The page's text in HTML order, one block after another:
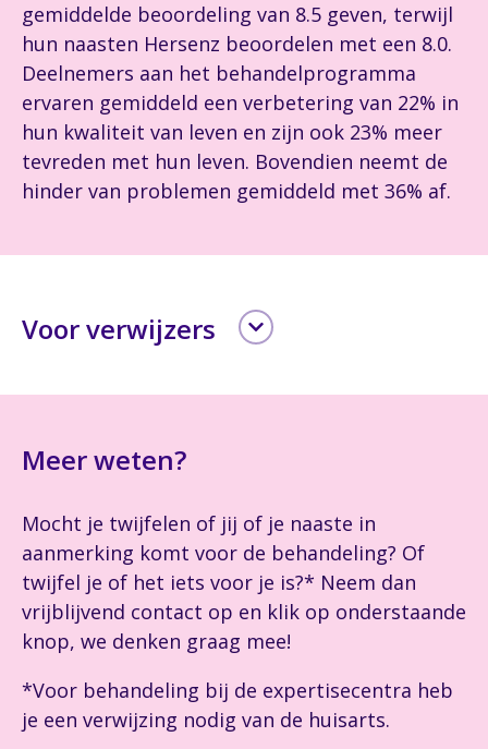
gemiddelde beoordeling van 8.5 geven, terwijl
hun naasten Hersenz beoordelen met een 8.0.
Deelnemers aan het behandelprogramma
ervaren gemiddeld een verbetering van 22% in
hun kwaliteit van leven en zijn ook 23% meer
tevreden met hun leven. Bovendien neemt de
hinder van problemen gemiddeld met 36% af.
Voor verwijzers
ons behandelprogramma viaZorgdomein.
naar behandelprogramma Hersenz via het
zorgdomein. Over de voortgang van de
Voor wie is de behandeling?
Voor mensen met aangetoond hersenletsel
die:
Beter willen leren omgaan met de
gevolgen hiervan
Meer weten?
Mocht je twijfelen of jij of je naaste in
aanmerking komt voor de behandeling? Of
twijfel je of het iets voor je is?* Neem dan
vrijblijvend contact op en klik op onderstaande
knop, we denken graag mee!
*Voor behandeling bij de expertisecentra heb
je een verwijzing nodig van de huisarts.